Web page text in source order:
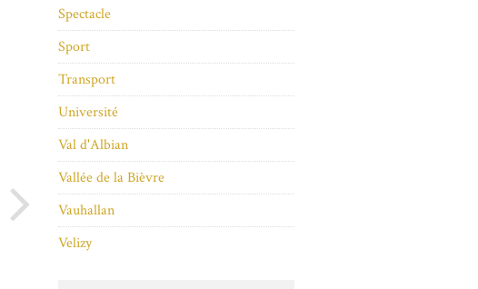
Spectacle
Sport
Transport
Université
Val d'Albian
Vallée de la Bièvre
Vauhallan
Velizy